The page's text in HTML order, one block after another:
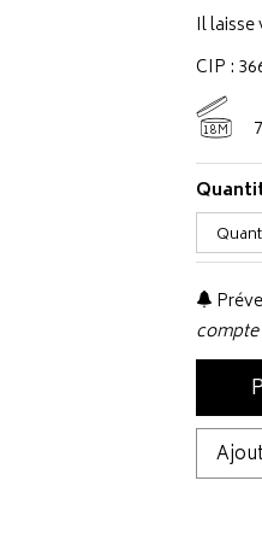
Il
CIP :
18M